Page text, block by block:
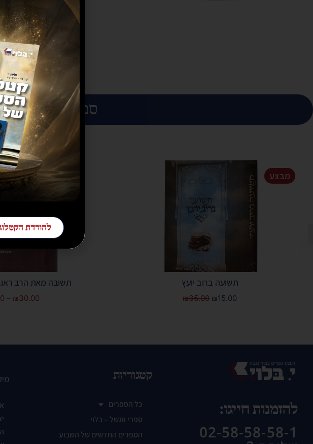
ספרים נוספים
מבצע
תשועה ברוב יועץ
₪35.00 ₪15.00
תשובה מאת הרב
– ₪30.00
להזמנות חייגו:
02-58-58-58-1
קטגוריות
כל הספרים
ספרי ווגשל – בלוי
הספרים החדשים של השבוע
להורדת